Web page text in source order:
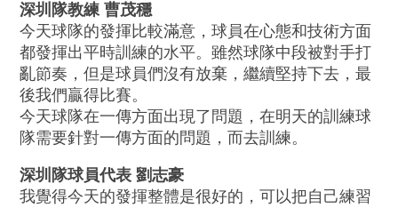
深圳隊教練 曹茂穩
今天球隊的發揮比較滿意，球員在心態和技術方面
都發揮出平時訓練的水平。雖然球隊中段被對手打
亂節奏，但是球員們沒有放棄，繼續堅持下去，最
後我們贏得比賽。
今天球隊在一傳方面出現了問題，在明天的訓練球
隊需要針對一傳方面的問題，而去訓練。
深圳隊球員代表 劉志豪
我覺得今天的發揮整體是很好的，可以把自己練習